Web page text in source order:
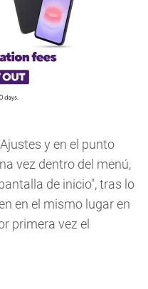
y en el punto
vez dentro del menú,
de inicio", tras lo
en el mismo lugar en
primera vez el